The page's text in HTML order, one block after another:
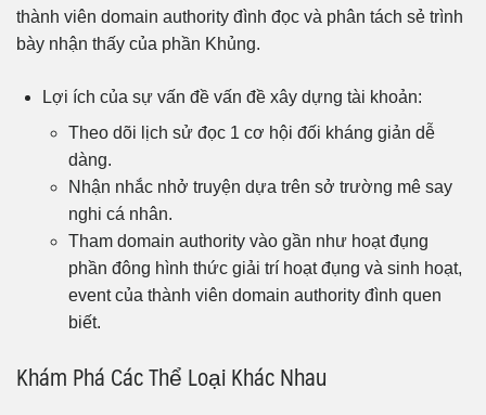
thành viên domain authority đình đọc và phân tách sẻ trình
bày nhận thấy của phần Khủng.
Lợi ích của sự vấn đề vấn đề xây dựng tài khoản:
Theo dõi lịch sử đọc 1 cơ hội đối kháng giản dễ
dàng.
Nhận nhắc nhở truyện dựa trên sở trường mê say
nghi cá nhân.
Tham domain authority vào gần như hoạt đụng
phần đông hình thức giải trí hoạt đụng và sinh hoạt,
event của thành viên domain authority đình quen
biết.
Khám Phá Các Thể Loại Khác Nhau